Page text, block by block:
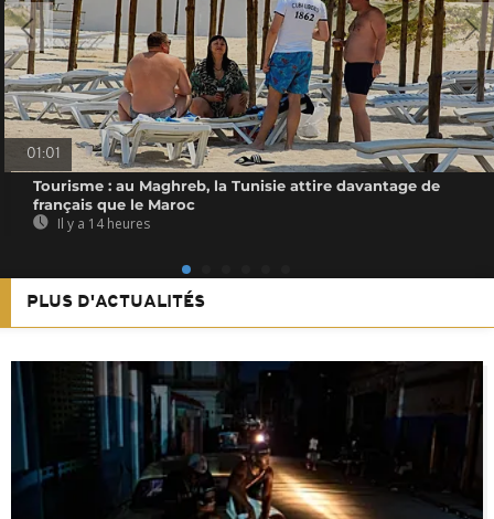
01:01
Tourisme : au Maghreb, la Tunisie attire davantage de
français que le Maroc
Il y a 14 heures
PLUS D'ACTUALITÉS